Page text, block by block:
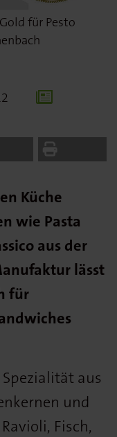
für Pesto
Küche
wie Pasta
aus der
lässt
für
aus
und
Fisch,